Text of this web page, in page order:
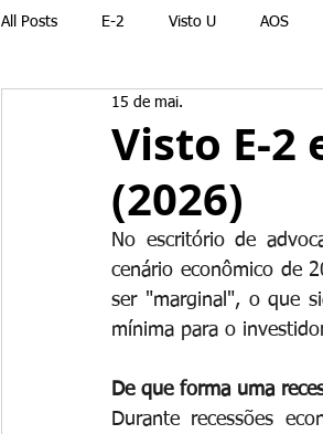
All Posts E-2 Visto U AOS
Visto E-2
(2026)
15 de mai.
No escritório de
cenário econômico de
ser "marginal", o que
mínima para o
De que forma uma
Durante recessões